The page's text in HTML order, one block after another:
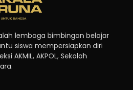
lembaga bimbingan belajar
siswa mempersiapkan diri
AKMIL, AKPOL, Sekolah